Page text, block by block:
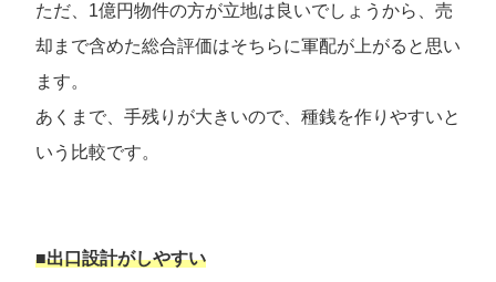
ただ、1億円物件の方が立地は良いでしょうから、売
却まで含めた総合評価はそちらに軍配が上がると思い
ます。
あくまで、手残りが大きいので、種銭を作りやすいと
いう比較です。
■出口設計がしやすい